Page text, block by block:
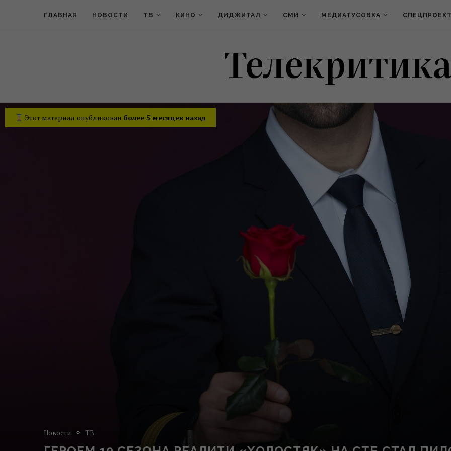
ГЛАВНАЯ НОВОСТИ ТВ КИНО ДИДЖИТАЛ СМИ МЕДИАТУСОВКА
Этот материал опубликован более 5 месяцев назад
Новости ТВ